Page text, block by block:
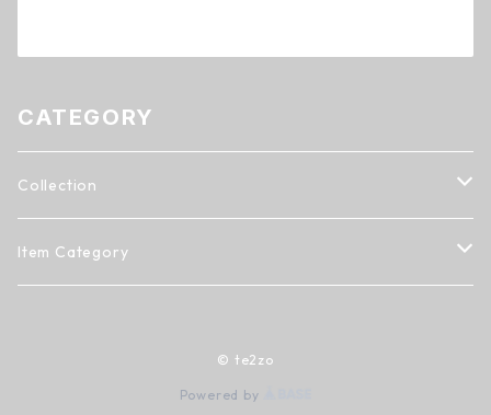
CATEGORY
Collection
2023 ANSWER
Item Category
© te2zo
Powered by